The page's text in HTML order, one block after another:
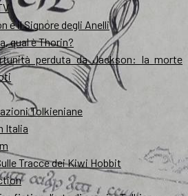
e il Signore degli Anelli
qual è Thorin?
perduta da Jackson: la morte
Tolkieniane
Italia
Tracce dei Kiwi Hobbit